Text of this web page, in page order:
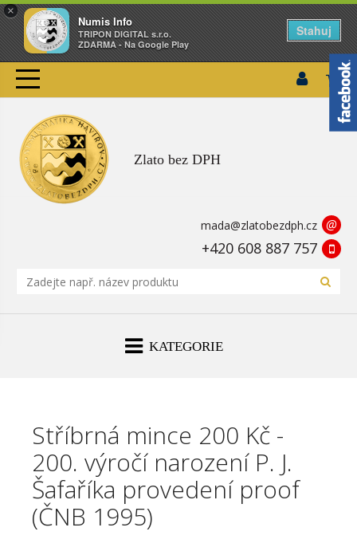
×
Numis Info
TRIPON DIGITAL s.r.o.
ZDARMA - Na Google Play
Stahuj
Zlato bez DPH
mada@zlatobezdph.cz @
+420 608 887 757
KATEGORIE
Stříbrná mince 200 Kč -
200. výročí narození P. J.
Šafaříka provedení proof
(ČNB 1995)